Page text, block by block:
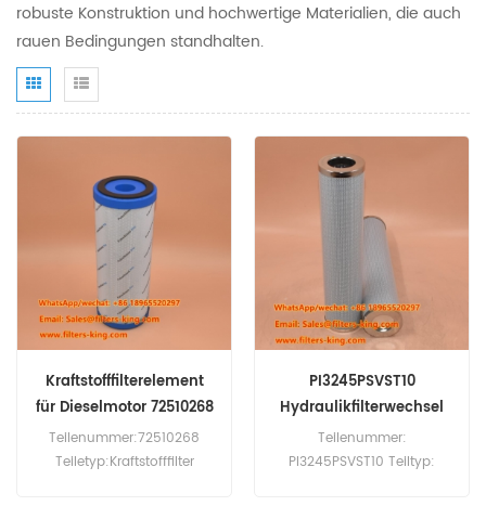
robuste Konstruktion und hochwertige Materialien, die auch
rauen Bedingungen standhalten.
Kraftstofffilterelement
für Dieselmotor 72510268
FC-001-040-PS
Teilenummer:72510268
Teiletyp:Kraftstofffilter
PI3245PSVST10
Hydraulikfilterwechsel
Teilenummer:
PI3245PSVST10 Teiltyp: